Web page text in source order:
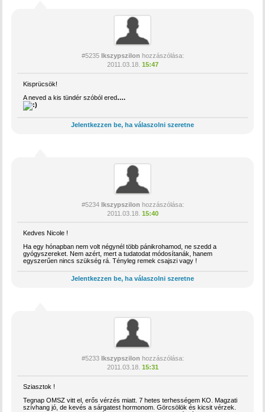
#5235 Ikszypszilon hozzászólása:
2011.03.18. 15:47
Kisprücsök!
A neved a kis tündér szóból ered….
Jelentkezzen be, ha válaszolni szeretne
#5234 Ikszypszilon hozzászólása:
2011.03.18. 15:40
Kedves Nicole !
Ha egy hónapban nem volt négynél több pánikrohamod, ne szedd a
gyógyszereket. Nem azért, mert a tudatodat módosítanák, hanem
egyszerűen nincs szükség rá. Tényleg remek csajszi vagy !
Jelentkezzen be, ha válaszolni szeretne
#5233 Ikszypszilon hozzászólása:
2011.03.18. 15:31
Sziasztok !
Tegnap OMSZ vitt el, erős vérzés miatt. 7 hetes terhességem KO. Magzati
szívhang jó, de kevés a sárgatest hormonom. Görcsölök és kicsit vérzek.